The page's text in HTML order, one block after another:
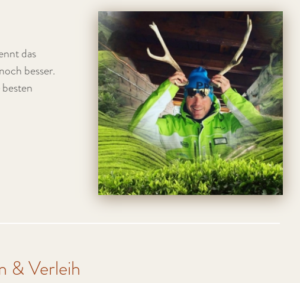
das
besser.
& Verleih